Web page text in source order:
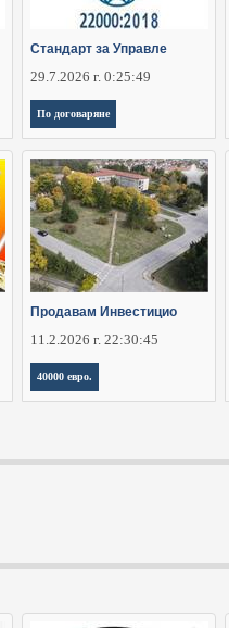
Стандарт за Управле
29.7.2026 г. 0:25:49
По договаряне
Продавам Инвестицио
11.2.2026 г. 22:30:45
40000 евро.